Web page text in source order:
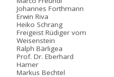
Johannes Forthmann
Erwin Riva
Heiko Schrang
Freigeist Rüdiger vom
Weisenstein
Ralph Bärligea
Prof. Dr. Eberhard
Hamer
Markus Bechtel